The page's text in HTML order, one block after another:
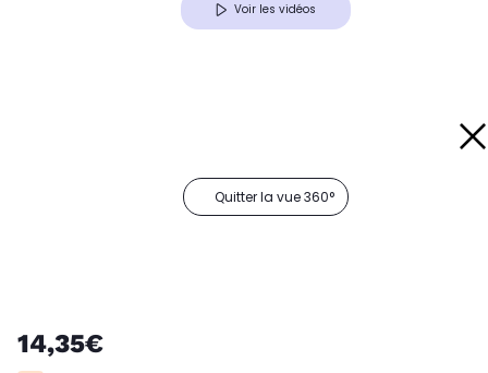
Voir les vidéos
Quitter la vue 360°
14,35€